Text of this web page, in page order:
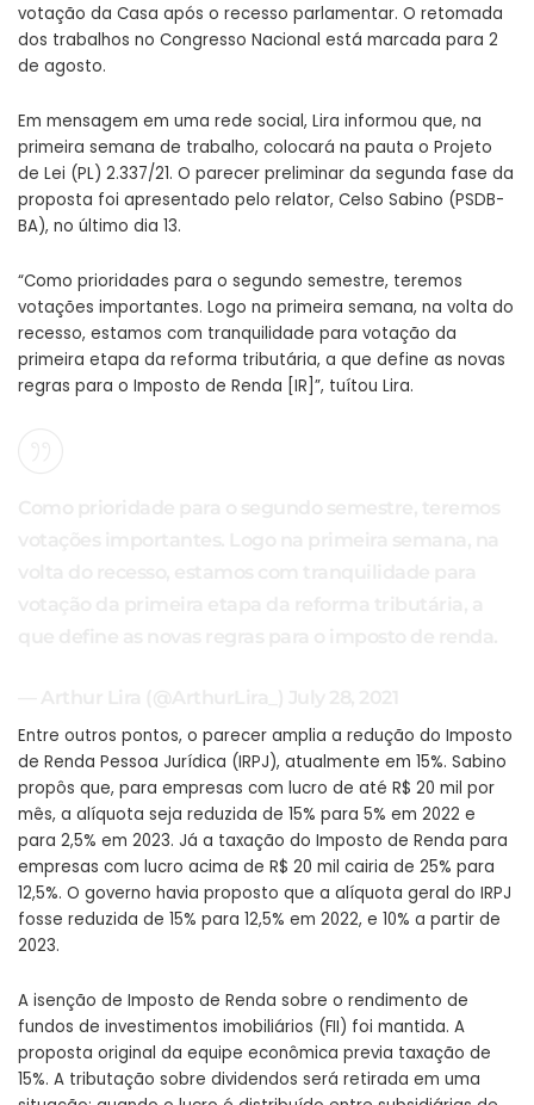
votação da Casa após o recesso parlamentar. O retomada
dos trabalhos no Congresso Nacional está marcada para 2
de agosto.
Em mensagem em uma rede social, Lira informou que, na
primeira semana de trabalho, colocará na pauta o Projeto
de Lei (PL) 2.337/21. O parecer preliminar da segunda fase da
proposta foi apresentado pelo relator, Celso Sabino (PSDB-
BA), no último dia 13.
“Como prioridades para o segundo semestre, teremos
votações importantes. Logo na primeira semana, na volta do
recesso, estamos com tranquilidade para votação da
primeira etapa da reforma tributária, a que define as novas
regras para o Imposto de Renda [IR]”, tuítou Lira.
Entre outros pontos, o parecer amplia a redução do Imposto
de Renda Pessoa Jurídica (IRPJ), atualmente em 15%. Sabino
propôs que, para empresas com lucro de até R$ 20 mil por
mês, a alíquota seja reduzida de 15% para 5% em 2022 e
para 2,5% em 2023. Já a taxação do Imposto de Renda para
empresas com lucro acima de R$ 20 mil cairia de 25% para
12,5%. O governo havia proposto que a alíquota geral do IRPJ
fosse reduzida de 15% para 12,5% em 2022, e 10% a partir de
2023.
A isenção de Imposto de Renda sobre o rendimento de
fundos de investimentos imobiliários (FII) foi mantida. A
proposta original da equipe econômica previa taxação de
15%. A tributação sobre dividendos será retirada em uma